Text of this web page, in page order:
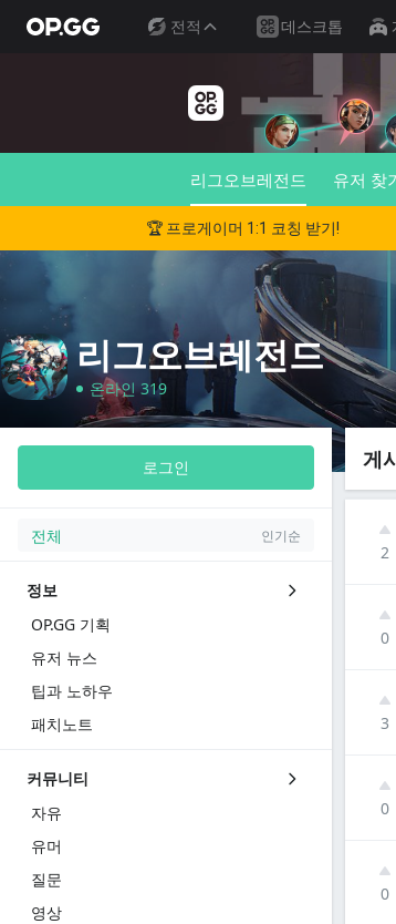
전적 데스크톱
리그오브레전드 유저 찾
🏆 프로게이머 1:1 코칭 받기!
리그오브레전드
온라인 319
로그인
전체 인기순
정보
OP.GG 기획
유저 뉴스
팁과 노하우
패치노트
커뮤니티
자유
유머
질문
영상
게
2
0
3
0
0